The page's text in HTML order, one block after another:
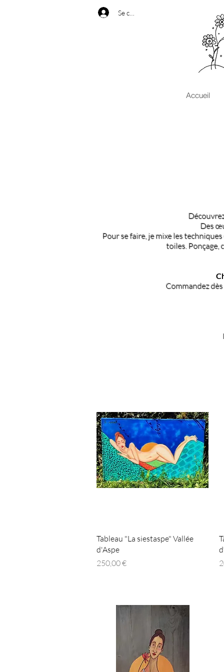
Se connecter
Accueil
Des
Pour se faire, je mixe les
toiles. Ponçage,
Commandez
Aperçu rapide
Tableau "La siestaspe" Vallée
d'Aspe
Prix
250,00 €